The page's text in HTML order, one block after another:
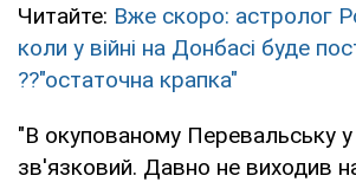
Читайте: Вже скоро: астролог
коли у війні на Донбасі буде
??"остаточна крапка"
"В окупованому Перевальську
зв'язковий. Давно не виходив